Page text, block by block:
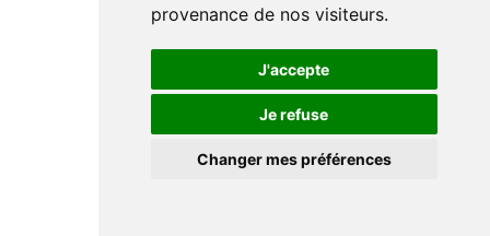
provenance de nos visiteurs.
J'accepte
Je refuse
Changer mes préférences